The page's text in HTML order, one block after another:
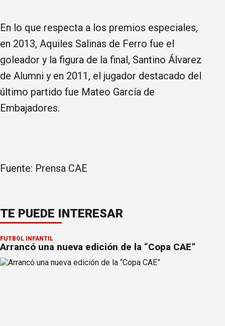
En lo que respecta a los premios especiales,
en 2013, Aquiles Salinas de Ferro fue el
goleador y la figura de la final, Santino Álvarez
de Alumni y en 2011, el jugador destacado del
último partido fue Mateo García de
Embajadores.
Fuente: Prensa CAE
TE PUEDE INTERESAR
FÚTBOL INFANTIL
Arrancó una nueva edición de la “Copa CAE”